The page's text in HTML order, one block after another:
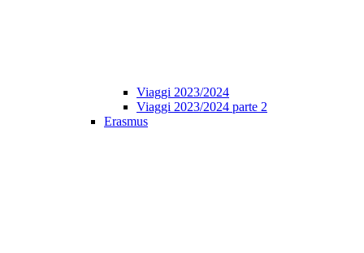
Viaggi 2023/2024
Viaggi 2023/2024 parte 2
Erasmus